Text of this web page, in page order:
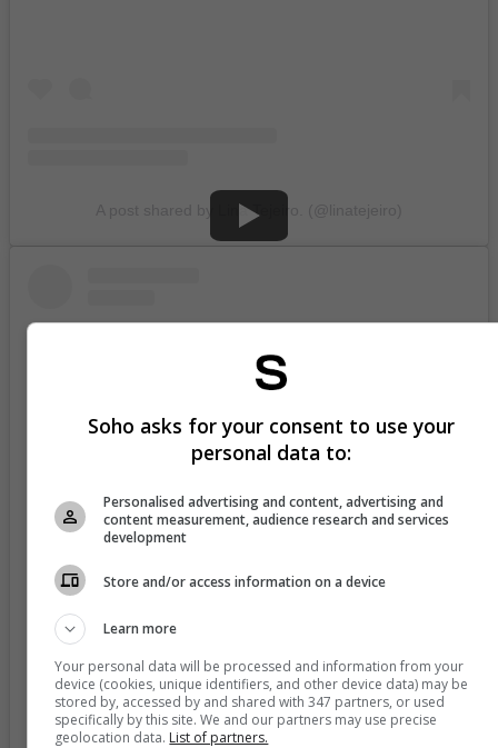
A post shared by Lina Tejeiro. (@linatejeiro)
Soho asks for your consent to use your
personal data to:
Personalised advertising and content, advertising and
content measurement, audience research and services
development
Store and/or access information on a device
Learn more
Your personal data will be processed and information from your
device (cookies, unique identifiers, and other device data) may be
stored by, accessed by and shared with 347 partners, or used
specifically by this site. We and our partners may use precise
geolocation data. List of partners.